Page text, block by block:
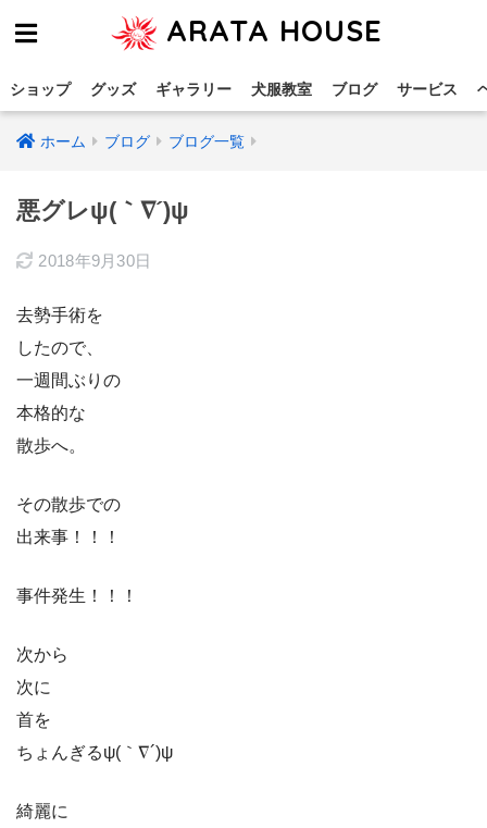
ARATA HOUSE
ショップ グッズ ギャラリー 犬服教室 ブログ サービス
ホーム ブログ ブログ一覧
悪グレψ(｀∇´)ψ
2018年9月30日
去勢手術を
したので、
一週間ぶりの
本格的な
散歩へ。
その散歩での
出来事！！！
事件発生！！！
次から
次に
首を
ちょんぎるψ(｀∇´)ψ
綺麗に